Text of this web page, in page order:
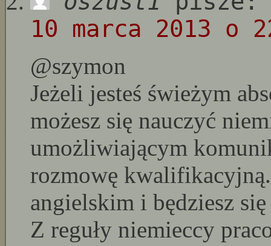
10 marca 2013 o
@szymon
Jeżeli jesteś świeżym
możesz się nauczyć
umożliwiającym
rozmowę
angielskim i będziesz
Z reguły niemieccy